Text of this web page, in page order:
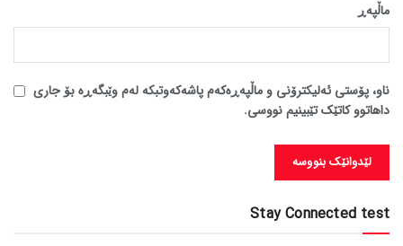
ماڵپه‌ڕ
ناو، پۆستی ئەلیکترۆنی و ماڵپەڕەکەم پاشەکەوتبکە لەم وێبگەڕە بۆ جاری
داهاتوو کاتێک تێبینیم نووسی.
Stay Connected test